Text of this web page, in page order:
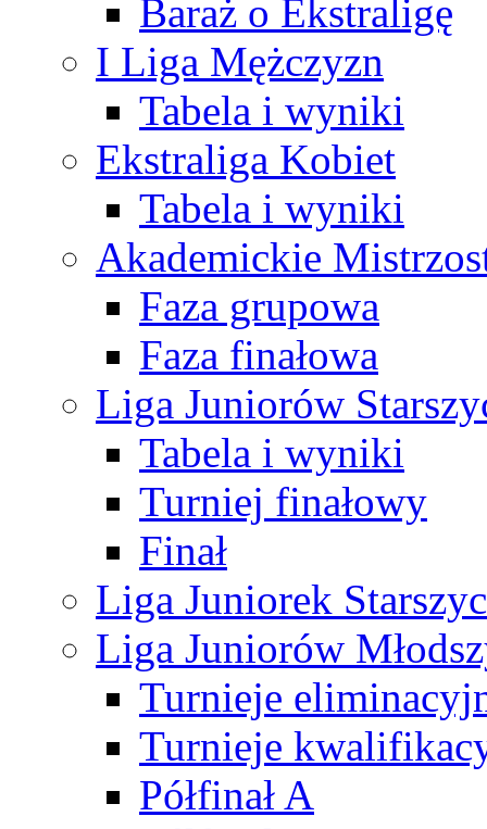
Baraż o Ekstraligę
I Liga Mężczyzn
Tabela i wyniki
Ekstraliga Kobiet
Tabela i wyniki
Akademickie
Faza grupowa
Faza finałowa
Liga Juniorów
Tabela i wyniki
Turniej finałowy
Finał
Liga Juniorek
Liga Juniorów
Turnieje
Turnieje
Półfinał A